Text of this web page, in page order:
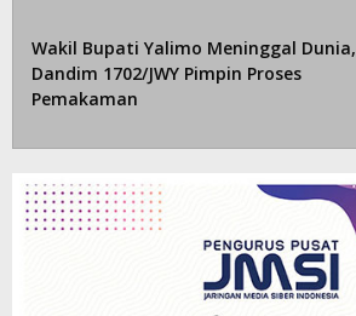
Wakil Bupati Yalimo Meninggal Dunia,
Dandim 1702/JWY Pimpin Proses
Pemakaman